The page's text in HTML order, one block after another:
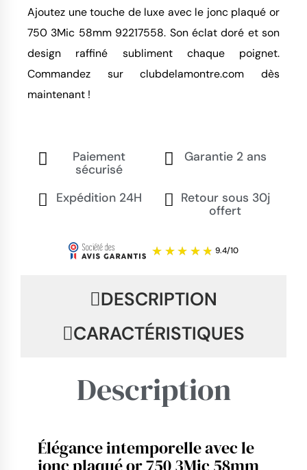
Ajoutez une touche de luxe avec le jonc plaqué or
750 3Mic 58mm 92217558. Son éclat doré et son
design raffiné subliment chaque poignet.
Commandez sur clubdelamontre.com dès
maintenant !
Paiement
sécurisé
Garantie 2 ans
Expédition 24H
Retour sous 30j
offert
9.4
DESCRIPTION
CARACTÉRISTIQUES
Description
Élégance intemporelle avec le
jonc plaqué or 750 3Mic 58mm